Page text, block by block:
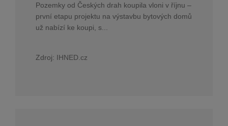
Pozemky od Českých drah koupila vloni v říjnu –
první etapu projektu na výstavbu bytových domů
už nabízí ke koupi, s...
Zdroj: IHNED.cz